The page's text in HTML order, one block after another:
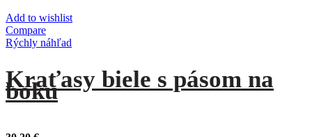
Add to wishlist
Compare
Rýchly náhľad
Kraťasy biele s pásom na
boku